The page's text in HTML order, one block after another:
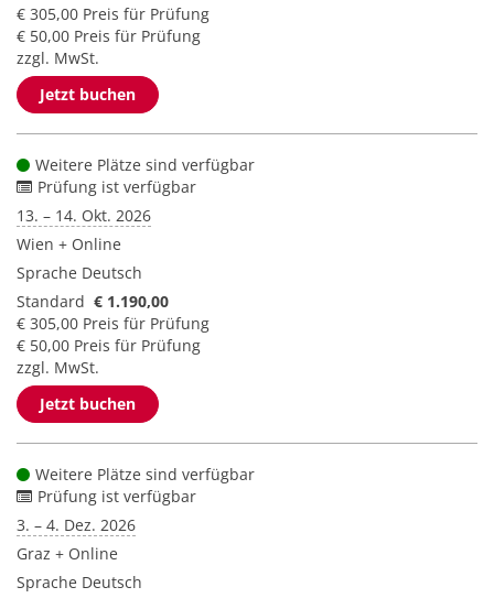
€ 305,00 Preis für Prüfung
€ 50,00 Preis für Prüfung
zzgl. MwSt.
Jetzt buchen
Weitere Plätze sind verfügbar
Prüfung ist verfügbar
13. – 14. Okt. 2026
Wien + Online
Sprache Deutsch
Standard € 1.190,00
€ 305,00 Preis für Prüfung
€ 50,00 Preis für Prüfung
zzgl. MwSt.
Jetzt buchen
Weitere Plätze sind verfügbar
Prüfung ist verfügbar
3. – 4. Dez. 2026
Graz + Online
Sprache Deutsch